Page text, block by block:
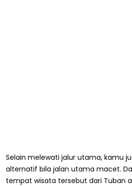
Selain melewati jalur utama, kamu
alternatif bila jalan utama macet.
tempat wisata tersebut dari Tuban